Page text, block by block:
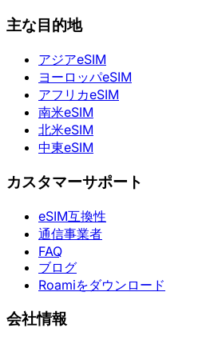
主な目的地
アジアeSIM
ヨーロッパeSIM
アフリカeSIM
南米eSIM
北米eSIM
中東eSIM
カスタマーサポート
eSIM互換性
通信事業者
FAQ
ブログ
Roamiをダウンロード
会社情報